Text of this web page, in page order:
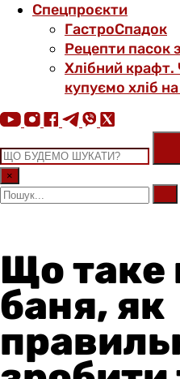
Спецпроєкти
ГастроСпадок
Рецепти пасок
Хлібний крафт.
купуємо хліб
×
Що таке
баня, як